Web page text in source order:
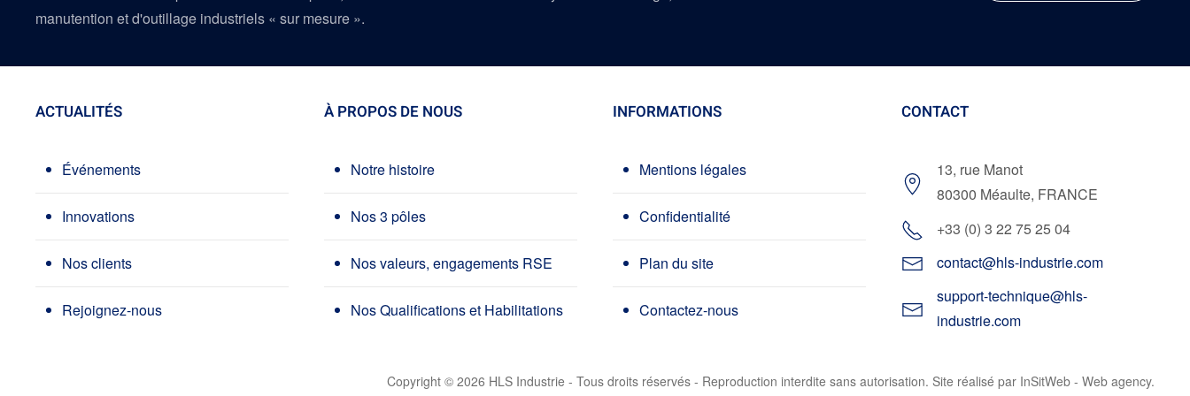
manutention et d'outillage industriels « sur mesure ».
ACTUALITÉS
Événements
Innovations
Nos clients
Rejoignez-nous
À PROPOS DE NOUS
Notre histoire
Nos 3 pôles
Nos valeurs, engagements RSE
Nos Qualifications et Habilitations
INFORMATIONS
Mentions légales
Confidentialité
Plan du site
Contactez-nous
CONTACT
13, rue Manot
80300 Méaulte, FRANCE
+33 (0) 3 22 75 25 04
contact@hls-industrie.com
support-technique@hls-
industrie.com
Copyright © 2026 HLS Industrie - Tous droits réservés - Reproduction interdite sans autorisation. Site réalisé par InSitWeb - Web agency.